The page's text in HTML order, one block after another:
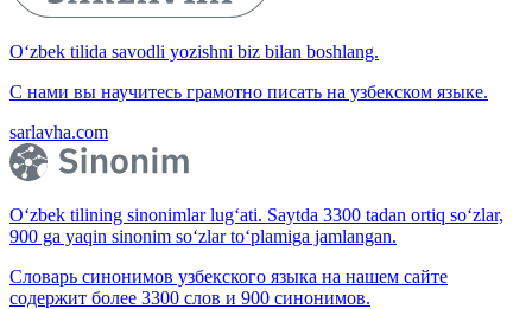
O‘zbek tilida savodli yozishni biz bilan boshlang.
С нами вы научитесь грамотно писать на узбекском языке.
sarlavha.com
O‘zbek tilining sinonimlar lug‘ati. Saytda 3300 tadan ortiq so‘zlar,
900 ga yaqin sinonim so‘zlar to‘plamiga jamlangan.
Словарь синонимов узбекского языка на нашем сайте
содержит более 3300 слов и 900 синонимов.